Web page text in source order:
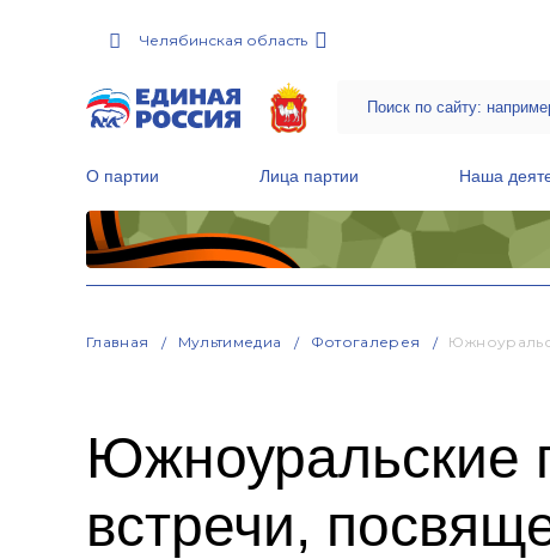
Челябинская область
О партии Лица партии Наша
Главная Мультимедиа Фотогалерея
Южноуральские
встречи,